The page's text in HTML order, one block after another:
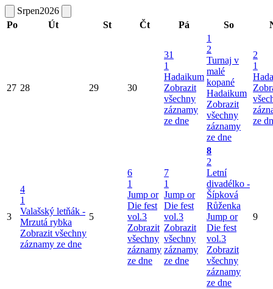
Srpen2026
Po
Út St Čt Pá So
27 28 29 30
31
1
Hadaikum
Zobrazit
všechny
záznamy
ze dne
1
2
Turnaj v
malé
kopané
Hadaikum
Zobrazit
všechny
záznamy
ze dne
2
1
ze
3
4
1
Valašský letňák -
Mrzutá rybka
Zobrazit všechny
záznamy ze dne
5
6
1
Jump or
Die fest
vol.3
Zobrazit
všechny
záznamy
ze dne
7
1
Jump or
Die fest
vol.3
Zobrazit
všechny
záznamy
ze dne
8
2
Letní
divadélko -
Šípková
Růženka
Jump or
Die fest
vol.3
Zobrazit
všechny
záznamy
ze dne
9